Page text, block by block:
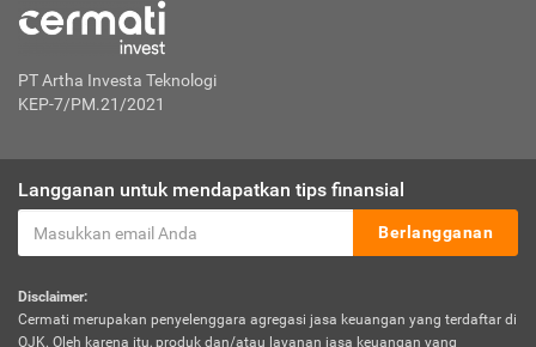
PT Artha Investa Teknologi
KEP-7/PM.21/2021
Langganan untuk mendapatkan tips finansial
Berlangganan
Disclaimer:
Cermati merupakan penyelenggara agregasi jasa keuangan yang terdaftar di
OJK. Oleh karena itu, produk dan/atau layanan jasa keuangan yang